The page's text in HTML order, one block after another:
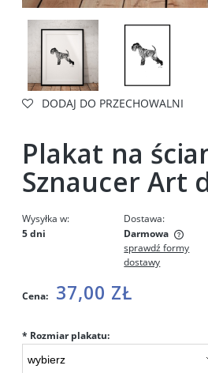
DODAJ DO PRZECHOWALNI
Plakat na
Sznaucer Art
Wysyłka w:
5 dni
Dostawa:
Darmowa
Cena nie zawiera ewentualnych
sprawdź formy
dostawy
Cena: 37,00 ZŁ
* Rozmiar plakatu: